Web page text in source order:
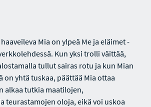
Mia on ylpeä Me ja eläimet -
Kun yksi trolli väittää,
tullut sairas rotu ja kun Mian
on yhtä tuskaa, päättää Mia ottaa
alkaa tutkia maatilojen,
teurastamojen oloja, eikä voi uskoa